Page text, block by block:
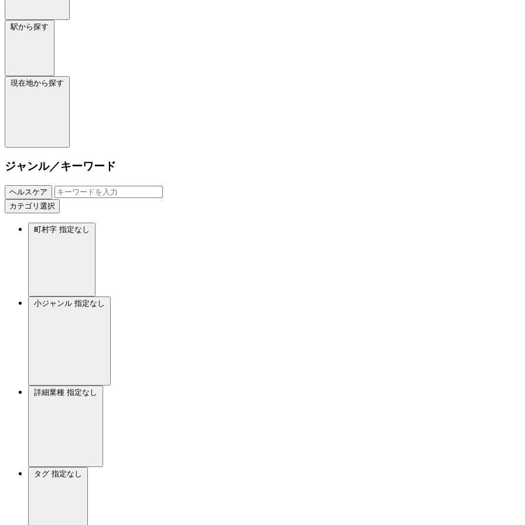
駅から探す
現在地から探す
ジャンル／キーワード
ヘルスケア
カテゴリ選択
町村字 指定なし
小ジャンル 指定なし
詳細業種 指定なし
タグ 指定なし